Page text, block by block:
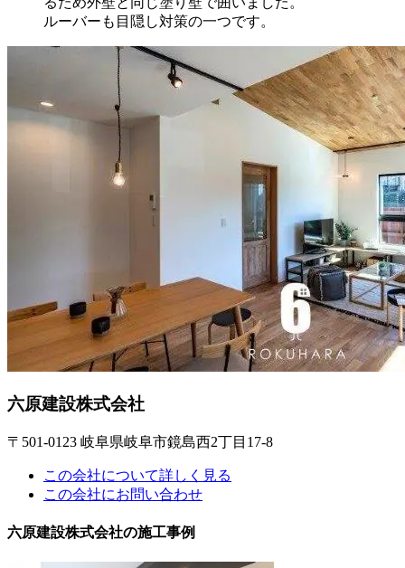
ルーバーも目隠し対策の一つです。
六原建設株式会社
〒501-0123 岐阜県岐阜市鏡島西2丁目17-8
この会社について詳しく見る
この会社にお問い合わせ
六原建設株式会社の施工事例